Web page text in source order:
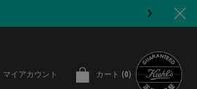
マイアカウント
カート 0
0 カート内の製品